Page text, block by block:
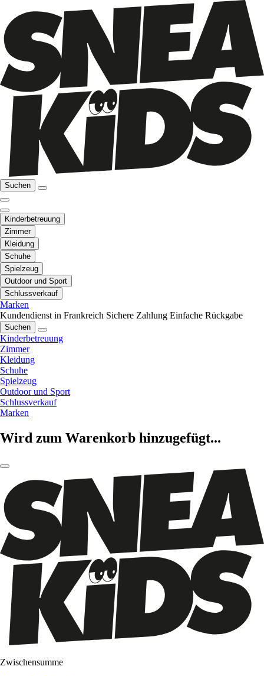
Suchen
Kinderbetreuung
Zimmer
Kleidung
Schuhe
Spielzeug
Outdoor und Sport
Schlussverkauf
Marken
Kundendienst in Frankreich Sichere Zahlung Einfache Rückgabe
Suchen
Kinderbetreuung
Zimmer
Kleidung
Schuhe
Spielzeug
Outdoor und Sport
Schlussverkauf
Marken
Wird zum Warenkorb hinzugefügt...
Zwischensumme